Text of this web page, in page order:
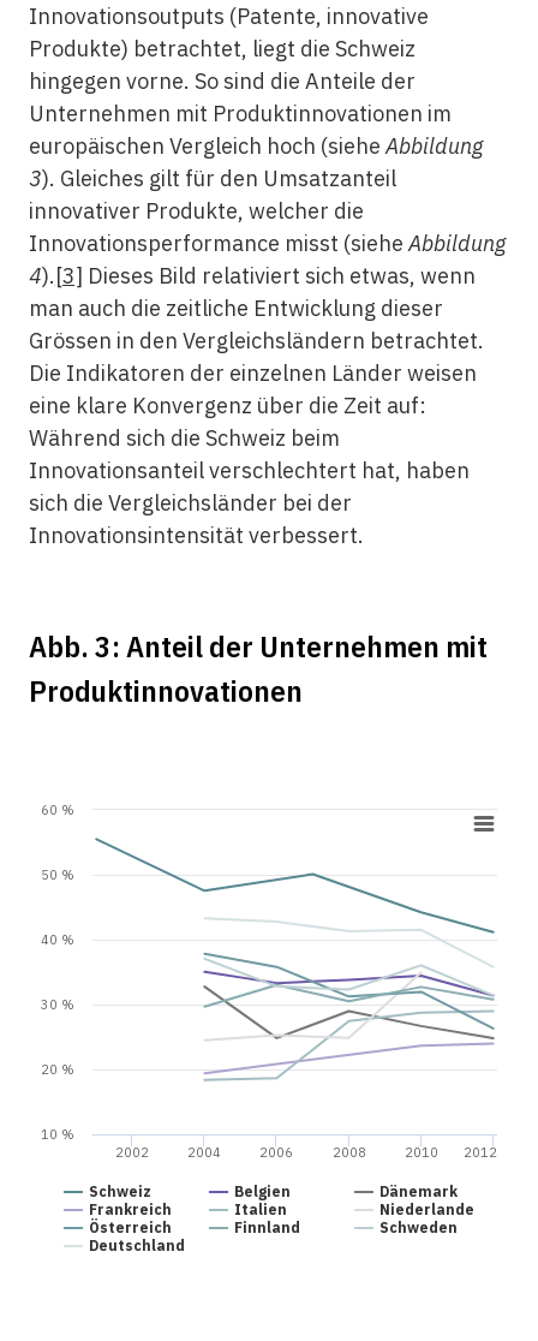
Innovationsoutputs (Patente, innovative
Produkte) betrachtet, liegt die Schweiz
hingegen vorne. So sind die Anteile der
Unternehmen mit Produktinnovationen im
europäischen Vergleich hoch (sieheAbbildung
3). Gleiches gilt für den Umsatzanteil
innovativer Produkte, welcher die
Innovationsperformance misst (sieheAbbildung
4).[3] Dieses Bild relativiert sich etwas, wenn
man auch die zeitliche Entwicklung dieser
Grössen in den Vergleichsländern betrachtet.
Die Indikatoren der einzelnen Länder weisen
eine klare Konvergenz über die Zeit auf:
Während sich die Schweiz beim
Innovationsanteil verschlechtert hat, haben
sich die Vergleichsländer bei der
Innovationsintensität verbessert.
Abb. 3: Anteil der Unternehmen mit
Produktinnovationen
Schweiz Belgien
Dänemark
Frankreich
Italien
Niederlande
Österreich
Finnland
Schweden
Deutschland
2002 2004 2006 2008 2010 2012
10 %
20 %
30 %
40 %
50 %
60 %